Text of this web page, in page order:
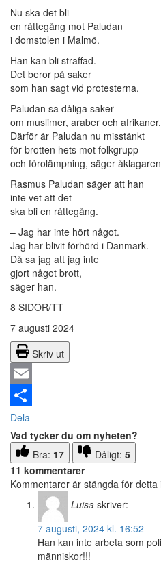
Nu ska det bli
en rättegång mot Paludan
i domstolen i Malmö.
Han kan bli straffad.
Det beror på saker
som han sagt vid protesterna.
Paludan sa dåliga saker
om muslimer, araber och afrikaner.
Därför är Paludan nu misstänkt
för brotten hets mot folkgrupp
och förolämpning, säger
Rasmus Paludan säger att han
inte vet att det
ska bli en rättegång.
– Jag har inte hört något.
Jag har blivit förhörd i Danmark.
Då sa jag att jag inte
gjort något brott,
säger han.
8 SIDOR/TT
7 augusti 2024
Skriv ut
Email
Dela
Vad tycker du om nyheten?
Bra: 17 Dåligt: 5
11 kommentarer
Kommentarer är stängda för detta
Luisa skriver:
7 augusti, 2024 kl. 16:52
Han kan inte arbeta som
människor!!!